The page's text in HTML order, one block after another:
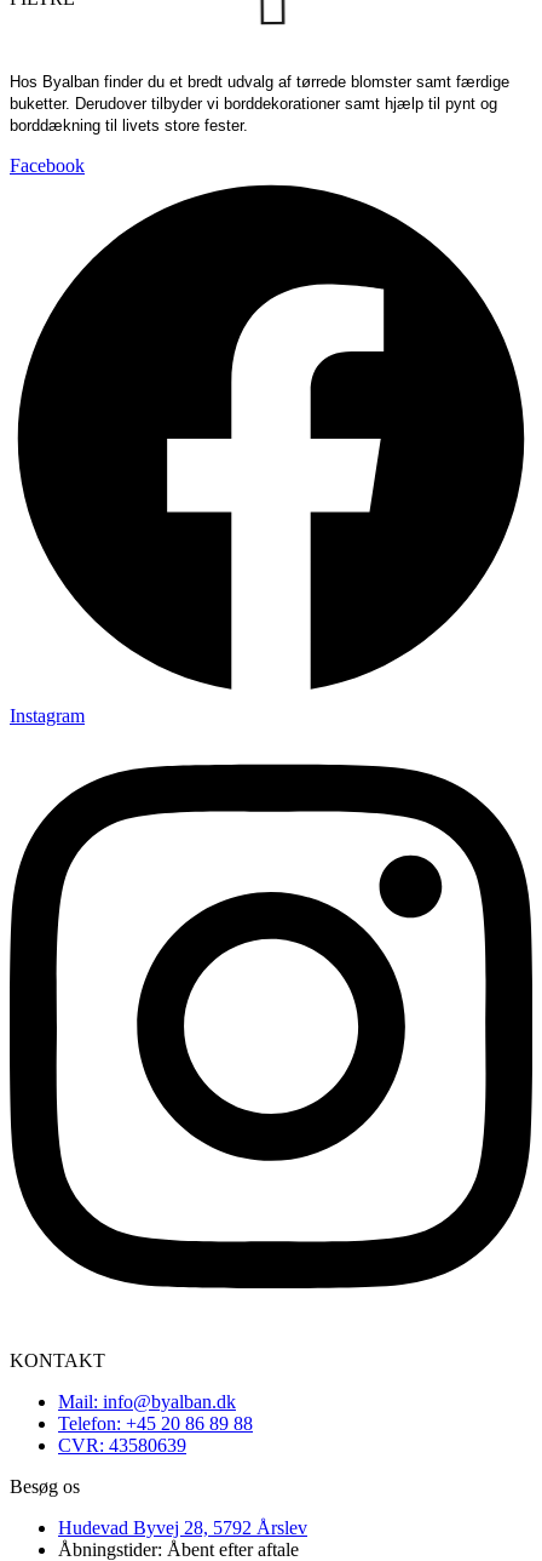
Hos Byalban finder du et bredt udvalg af tørrede blomster samt færdige
buketter. Derudover tilbyder vi borddekorationer samt hjælp til pynt og
borddækning til livets store fester.
Facebook
Instagram
KONTAKT
Mail: info@byalban.dk
Telefon: +45 20 86 89 88
CVR: 43580639
Besøg os
Hudevad Byvej 28, 5792 Årslev
Åbningstider: Åbent efter aftale